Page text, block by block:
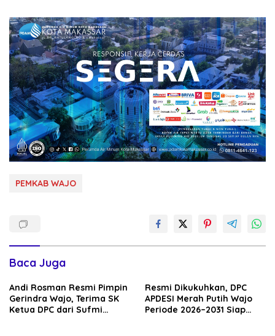
PEMKAB WAJO
Baca Juga
Andi Rosman Resmi Pimpin
Gerindra Wajo, Terima SK
Ketua DPC dari Sufmi
Resmi Dikukuhkan, DPC
APDESI Merah Putih Wajo
Periode 2026–2031 Siap